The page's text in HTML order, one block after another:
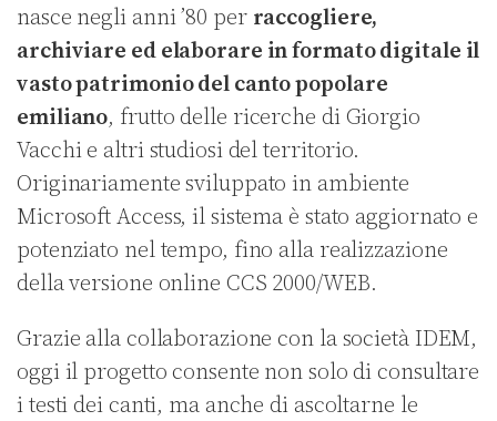
nasce negli anni ’80 per raccogliere,
archiviare ed elaborare in formato digitale il
vasto patrimonio del canto popolare
emiliano, frutto delle ricerche di Giorgio
Vacchi e altri studiosi del territorio.
Originariamente sviluppato in ambiente
Microsoft Access, il sistema è stato aggiornato e
potenziato nel tempo, fino alla realizzazione
della versione online CCS 2000/WEB.
Grazie alla collaborazione con la società IDEM,
oggi il progetto consente non solo di consultare
i testi dei canti, ma anche di ascoltarne le